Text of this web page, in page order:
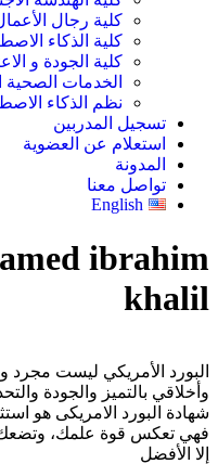
كلية رجال
كلية الذكاء
كلية الجودة و
الخدمات الصحية
نظم الذكاء
تسجيل المدربين
استعلام عن العضوية
المدونة
تواصل معنا
English
ibrahim
khalil
البورد الأمريكي ليست مجرد
وأخلاقي بالتميز والجودة
شهادة البورد الامريكى هو
فهي تعكس قوة علمك، وتضعك
إلا الأفضل